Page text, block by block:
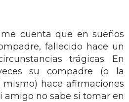
cuenta que en sueños
fallecido hace un
trágicas. En
su compadre (o la
hace afirmaciones
amigo no sabe si tomar en